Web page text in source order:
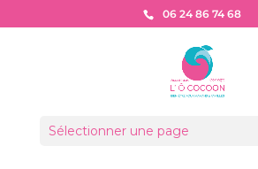
06 24 86 74 68
Sélectionner une page